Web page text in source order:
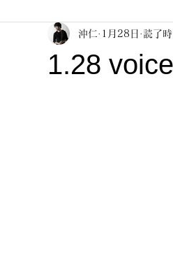
グッズ販売 voice message
1.28
沖仁 1月28日 読了